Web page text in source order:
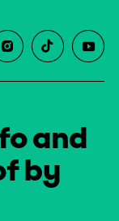
and
by